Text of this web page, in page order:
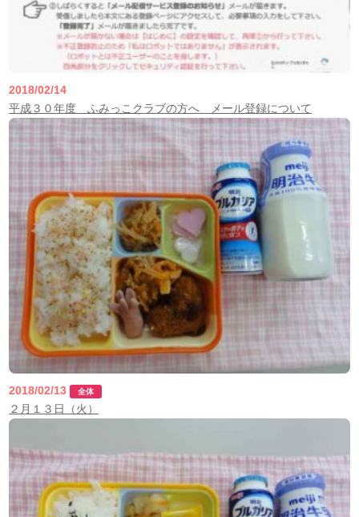
2018/02/14
平成３０年度 ふみっこクラブの方へ メール登録について
2018/02/13 全体
２月１３日（火）